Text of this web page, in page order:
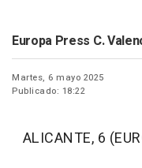
Europa Press C.
Martes, 6 mayo 2025
Publicado: 18:22
ALICANTE, 6